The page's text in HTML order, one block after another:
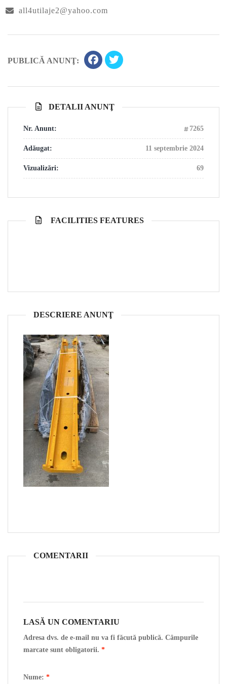
all4utilaje2@yahoo.com
PUBLICĂ ANUNŢ:
DETALII ANUNŢ
Nr. Anunt: 7265
Adăugat: 11 septembrie 2024
Vizualizări: 69
FACILITIES FEATURES
DESCRIERE ANUNŢ
COMENTARII
LASĂ UN COMENTARIU
Adresa dvs. de e-mail nu va fi făcută publică. Câmpurile
marcate sunt obligatorii. *
Nume: *